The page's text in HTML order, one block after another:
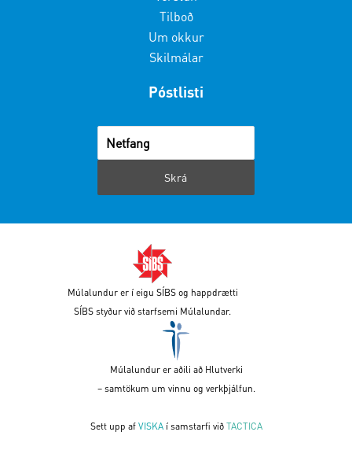
Tilboð
Um okkur
Skilmálar
Póstlisti
Múlalundur er í eigu SÍBS og happdrætti
SÍBS styður við starfsemi Múlalundar.
Múlalundur er aðili að Hlutverki
– samtökum um vinnu og verkþjálfun.
Sett upp af VISKAí samstarfi við TACTICA